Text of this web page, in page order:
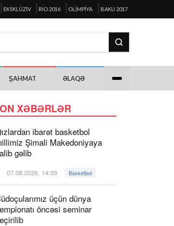
EKSKLÜZIV RIO 2016 OLIMPIYA BAKU 2017
ŞAHMAT ƏLAQƏ
XƏBƏRLƏR
ibarət basketbol
Şimali Makedoniyaya
gəlib
07.08.2026, 14:39 Basketbol
üçün dünya
öncəsi seminar